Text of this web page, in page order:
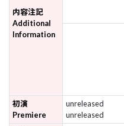
内容注記
Additional
Information
初演
Premiere
unreleased
unreleased